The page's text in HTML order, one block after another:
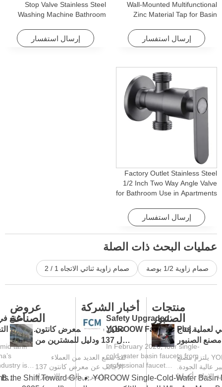
Wall-Mounted Multifunctional
Zinc Material Tap for Basin
Homes
إرسال استفسار
Stop Valve Stainless Steel
Washing Machine Bathroom
Apartments & Hotels
إرسال استفسار
Factory Outlet Stainless Steel
1/2 Inch Two Way Angle Valve
for Bathroom Use in Apartments
إرسال استفسار
عمليات البحث ذات الصلة
صمام زاوية 1/2 بوصة صمام زاوية ثنائي الاتجاه 1 / 2
Pull-Out vs Pull-Down Faucet: Which Is Better for Your Market?
صُنع
تقلبات
تطور
tariff
is
In
KBC 2026 Highlights the Shift Toward Green Manufacturing in the Global Bathroom Industry
عروض
الصناعة
تحليل شامل لمعرض كانتون
ال 137 ودليل للمشترين من
الأجانب عن معرض كانتون 137
(معرض الصين للاستيراد
والتصدير...
أخبار الشركة
Safety Upgraded:
YOROOW Faucets Pass
FCM Testing
In February 2026, four single-
cold-water basin faucets from
professional faucet
manufacturer YOROOW
successfully passed FCM
منتجات
الصنبور
لعملية إنتاج
مصنع الصنبور
يلتزم مصنع YOROOW للصنابير
عالية الجودة.
بأكملها